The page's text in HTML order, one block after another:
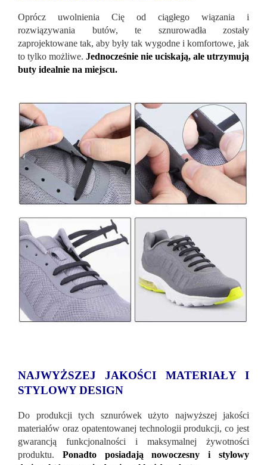
Oprócz uwolnienia Cię od ciągłego wiązania i
rozwiązywania butów, te sznurowadła zostały
zaprojektowane tak, aby były tak wygodne i komfortowe, jak
to tylko możliwe. Jednocześnie nie uciskają, ale utrzymują
buty idealnie na miejscu.
NAJWYŻSZEJ JAKOŚCI MATERIAŁY I
STYLOWY DESIGN
Do produkcji tych sznurówek użyto najwyższej jakości
materiałów oraz opatentowanej technologii produkcji, co jest
gwarancją funkcjonalności i maksymalnej żywotności
produktu. Ponadto posiadają nowoczesny i stylowy